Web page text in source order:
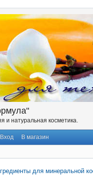
натуральная косметика.
Вход В магазин
для минеральной